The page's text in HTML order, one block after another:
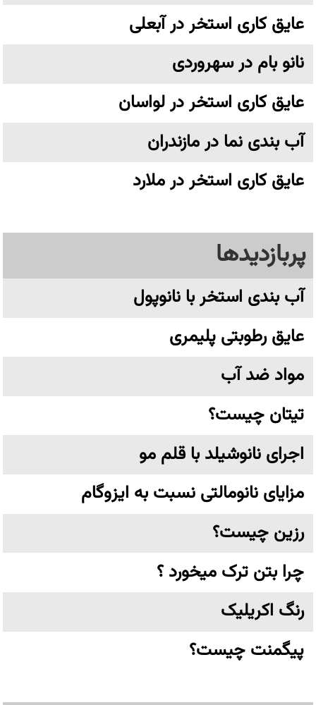
عایق کاری استخر در آبعلی
نانو بام در سهروردی
عایق کاری استخر در لواسان
آب بندی نما در مازندران
عایق کاری استخر در ملارد
پربازدیدها
آب بندی استخر با نانوپول
عایق رطوبتی پلیمری
مواد ضد آب
تیتان چیست؟
اجرای نانوشیلد با قلم مو
مزایای نانومالتی نسبت به ایزوگام
رزین چیست؟
چرا بتن ترک میخورد ؟
رنگ اکریلیک
پیگمنت چیست؟